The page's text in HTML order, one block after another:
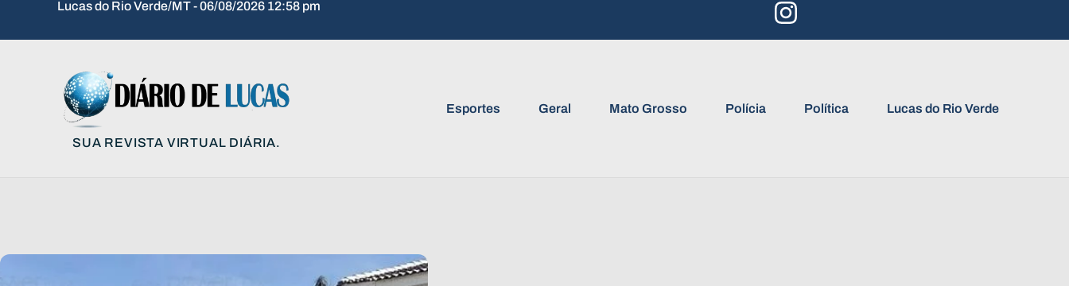
Lucas do Rio Verde/MT - 06/08/2026 12:58 pm
SUA REVISTA VIRTUAL DIÁRIA.
Esportes Geral Mato Grosso Polícia Política Lucas do Rio Verde